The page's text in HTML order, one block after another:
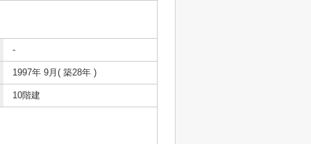
-
1997年 9月( 築28年 )
10階建